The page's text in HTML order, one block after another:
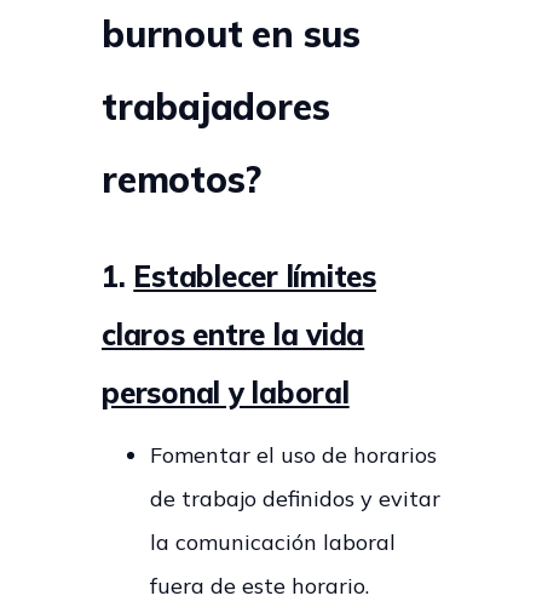
burnout en sus
trabajadores
remotos?
1. Establecer límites
claros entre la vida
personal y laboral
Fomentar el uso de horarios
de trabajo definidos y evitar
la comunicación laboral
fuera de este horario.